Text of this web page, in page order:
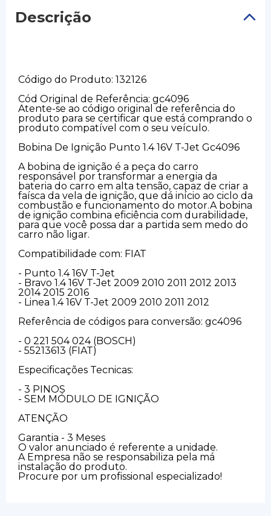
Descrição
Código do Produto: 132126
Cód Original de Referência: gc4096
Atente-se ao código original de referência do
produto para se certificar que está comprando o
produto compatível com o seu veículo.
Bobina De Ignição Punto 1.4 16V T-Jet Gc4096
A bobina de ignição é a peça do carro
responsável por transformar a energia da
bateria do carro em alta tensão, capaz de criar a
faísca da vela de ignição, que dá início ao ciclo da
combustão e funcionamento do motor.A bobina
de ignição combina eficiência com durabilidade,
para que você possa dar a partida sem medo do
carro não ligar.
Compatibilidade com: FIAT
- Punto 1.4 16V T-Jet
- Bravo 1.4 16V T-Jet 2009 2010 2011 2012 2013
2014 2015 2016
- Linea 1.4 16V T-Jet 2009 2010 2011 2012
Referência de códigos para conversão: gc4096
- 0 221 504 024 (BOSCH)
- 55213613 (FIAT)
Especificações Tecnicas:
- 3 PINOS
- SEM MÓDULO DE IGNIÇÃO
ATENÇÃO
Garantia - 3 Meses
O valor anunciado é referente a unidade.
A Empresa não se responsabiliza pela má
instalação do produto.
Procure por um profissional especializado!